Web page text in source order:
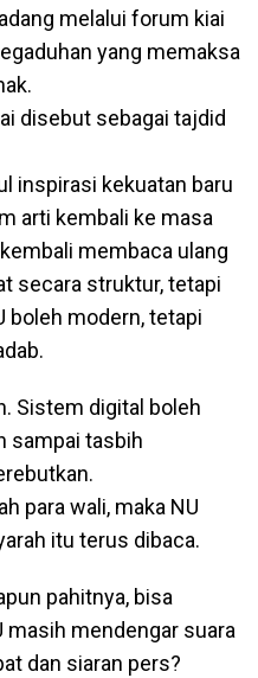
melalui forum kiai
yang memaksa
disebut sebagai tajdid
inspirasi kekuatan baru
arti kembali ke masa
membaca ulang
secara struktur, tetapi
boleh modern, tetapi
Sistem digital boleh
sampai tasbih
para wali, maka NU
itu terus dibaca.
pahitnya, bisa
masih mendengar suara
dan siaran pers?